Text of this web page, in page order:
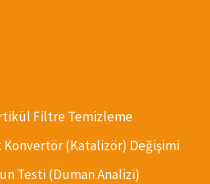
Filtre Temizleme
(Katalizör) Değişimi
Testi (Duman Analizi)